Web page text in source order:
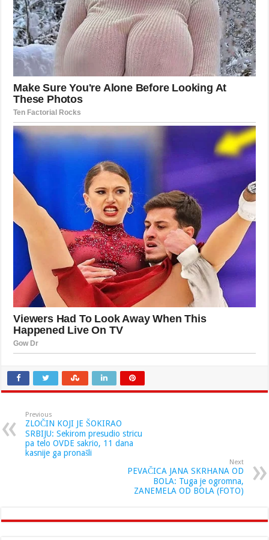
Previous
ZLOČIN KOJI JE ŠOKIRAO
SRBIJU: Sekirom presudio stricu
pa telo OVDE sakrio, 11 dana
kasnije ga pronašli
Next
PEVAČICA JANA SKRHANA OD
BOLA: Tuga je ogromna,
ZANEMELA OD BOLA (FOTO)